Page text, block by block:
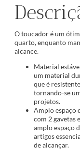
O toucador é um
quarto, enquanto
alcance.
Material
um material
que é
tornando-se
projetos.
Amplo espaço
com 2 gavetas
amplo espaço
artigos
de alcançar.